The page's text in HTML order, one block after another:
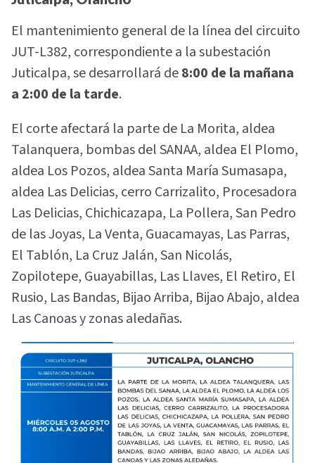
El mantenimiento general de la línea del circuito
JUT-L382, correspondiente a la subestación
Juticalpa, se desarrollará de8:00 de la mañana
a 2:00 de la tarde.
El corte afectará la parte de La Morita, aldea
Talanquera, bombas del SANAA, aldea El Plomo,
aldea Los Pozos, aldea Santa María Sumasapa,
aldea Las Delicias, cerro Carrizalito, Procesadora
Las Delicias, Chichicazapa, La Pollera, San Pedro
de las Joyas, La Venta, Guacamayas, Las Parras,
El Tablón, La Cruz Jalán, San Nicolás,
Zopilotepe, Guayabillas, Las Llaves, El Retiro, El
Rusio, Las Bandas, Bijao Arriba, Bijao Abajo, aldea
Las Canoas y zonas aledañas.